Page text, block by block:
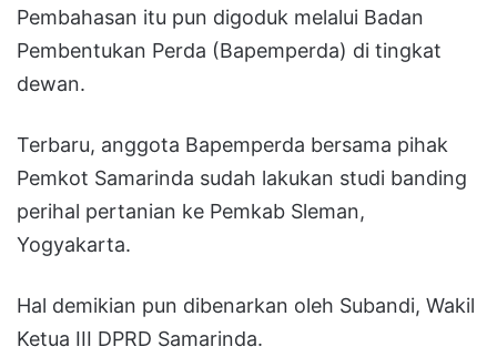
Pembahasan itu pun digoduk melalui Badan
Pembentukan Perda (Bapemperda) di tingkat
dewan.
Terbaru, anggota Bapemperda bersama pihak
Pemkot Samarinda sudah lakukan studi banding
perihal pertanian ke Pemkab Sleman,
Yogyakarta.
Hal demikian pun dibenarkan oleh Subandi, Wakil
Ketua III DPRD Samarinda.